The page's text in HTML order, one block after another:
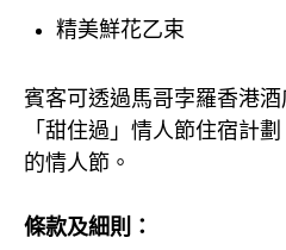
精美鮮花乙束
賓客可透過馬哥孛羅香港
「甜住過」情人節住宿計
的情人節。
條款及細則：